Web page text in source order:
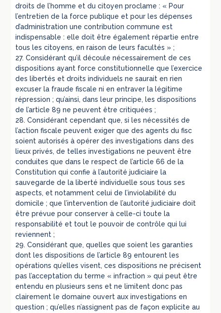
droits de l’homme et du citoyen proclame : « Pour
l’entretien de la force publique et pour les dépenses
d’administration une contribution commune est
indispensable : elle doit être également répartie entre
tous les citoyens, en raison de leurs facultés » ;
27. Considérant qu’il découle nécessairement de ces
dispositions ayant force constitutionnelle que l’exercice
des libertés et droits individuels ne saurait en rien
excuser la fraude fiscale ni en entraver la légitime
répression ; qu’ainsi, dans leur principe, les dispositions
de l’article 89 ne peuvent être critiquées ;
28. Considérant cependant que, si les nécessités de
l’action fiscale peuvent exiger que des agents du fisc
soient autorisés à opérer des investigations dans des
lieux privés, de telles investigations ne peuvent être
conduites que dans le respect de l’article 66 de la
Constitution qui confie à l’autorité judiciaire la
sauvegarde de la liberté individuelle sous tous ses
aspects, et notamment celui de l’inviolabilité du
domicile ; que l’intervention de l’autorité judiciaire doit
être prévue pour conserver à celle-ci toute la
responsabilité et tout le pouvoir de contrôle qui lui
reviennent ;
29. Considérant que, quelles que soient les garanties
dont les dispositions de l’article 89 entourent les
opérations qu’elles visent, ces dispositions ne précisent
pas l’acceptation du terme « infraction » qui peut être
entendu en plusieurs sens et ne limitent donc pas
clairement le domaine ouvert aux investigations en
question ; qu’elles n’assignent pas de façon explicite au